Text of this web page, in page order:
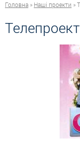
Головна » Наші проекти »